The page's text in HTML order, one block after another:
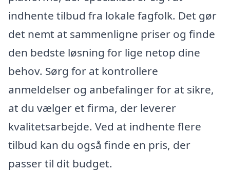
indhente tilbud fra lokale fagfolk. Det gør
det nemt at sammenligne priser og finde
den bedste løsning for lige netop dine
behov. Sørg for at kontrollere
anmeldelser og anbefalinger for at sikre,
at du vælger et firma, der leverer
kvalitetsarbejde. Ved at indhente flere
tilbud kan du også finde en pris, der
passer til dit budget.